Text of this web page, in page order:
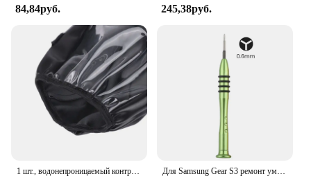
84,84руб. 245,38руб.
1 шт., водонепроницаемый контроллер для инвалидной коляски Для Samsung Gear S3 ремонт умных часов Y-Tip 0,6 мм 1,5 мм 2,0 мм трехлопастная отвертка для Nintendo Switch JoyCon для iPhone